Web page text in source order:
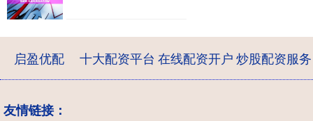
启盈优配 十大配资平台 在线配资开户炒股配资服务
友情链接：